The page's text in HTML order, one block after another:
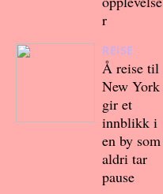
r
REISE
Å reise til
New York
gir et
innblikk i
en by som
aldri tar
pause